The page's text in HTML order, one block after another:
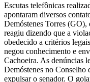
Escutas telefônicas
apontaram diversos
Demóstenes Torres
reagiu dizendo que a
obedecido a critérios
negou conhecimento e
Cachoeira. As denúncias
Demóstenes no Conselho
expulsar o senador. O